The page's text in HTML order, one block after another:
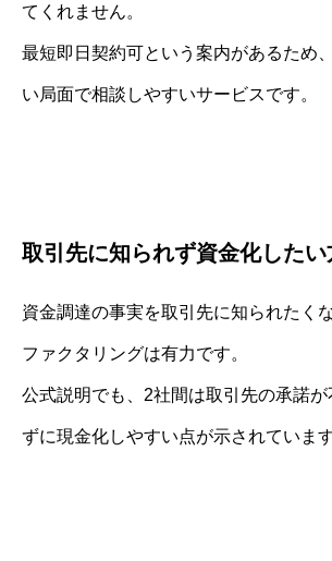
てくれません。
最短即日契約可という案内があるため
い局面で相談しやすいサービスです。
取引先に知られず資金化したい
資金調達の事実を取引先に知られたく
ファクタリングは有力です。
公式説明でも、2社間は取引先の承諾
ずに現金化しやすい点が示されています